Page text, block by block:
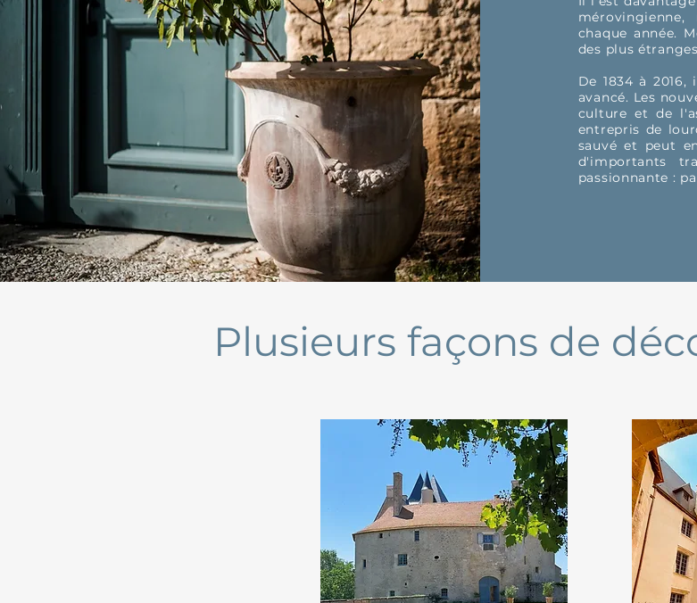
chaque année.
des plus
De 1834 à
avancé. Les
culture et de
entrepris de
sauvé et peut
d'importants
passionnante :
Plusieurs façons de